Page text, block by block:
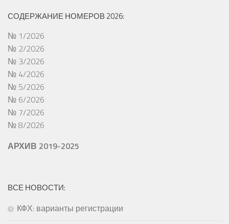
СОДЕРЖАНИЕ НОМЕРОВ 2026:
№ 1/2026
№ 2/2026
№ 3/2026
№ 4/2026
№ 5/2026
№ 6/2026
№ 7/2026
№ 8/2026
АРХИВ 2019-2025
ВСЕ НОВОСТИ:
КФХ: варианты регистрации